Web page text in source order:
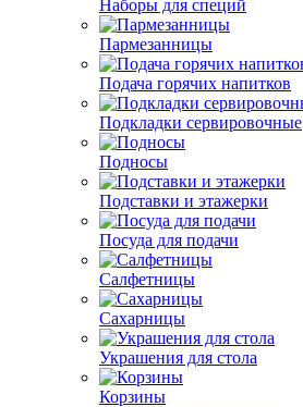
Наборы для специй
Пармезанницы
Подача горячих напитков
Подкладки сервировочные
Подносы
Подставки и этажерки
Посуда для подачи
Салфетницы
Сахарницы
Украшения для стола
Корзины